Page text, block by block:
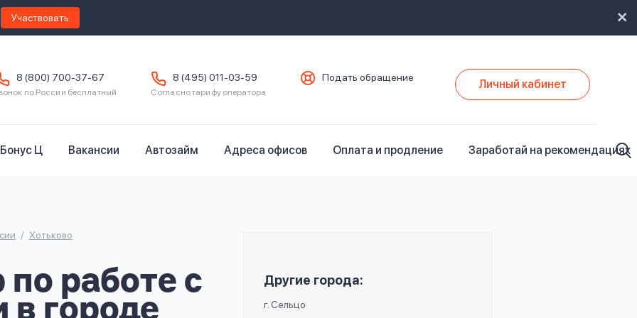
Участвовать
8 (800) 700-37-67
по России бесплатный
8 (495) 011-03-59
Согласно тарифу оператора
Подать обращение Личный кабинет
Бонус Ц Вакансии Автозайм Адреса офисов Оплата и продление Заработай на рекомендациях
Хотьково
работе с
в городе
Другие города:
г. Сельцо